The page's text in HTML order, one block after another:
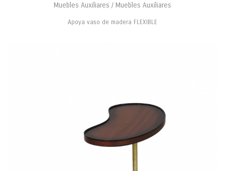
Muebles Auxiliares / Muebles Auxiliares
Apoya vaso de madera FLEXIBLE